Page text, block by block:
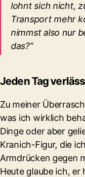
lohnt sich nicht,
Transport mehr
nimmst also nur
das?“
Jeden Tag
Zu meiner
was ich wirklich
Dinge oder aber
Kranich-Figur, die
Armdrücken gegen
Heute glaube ich,